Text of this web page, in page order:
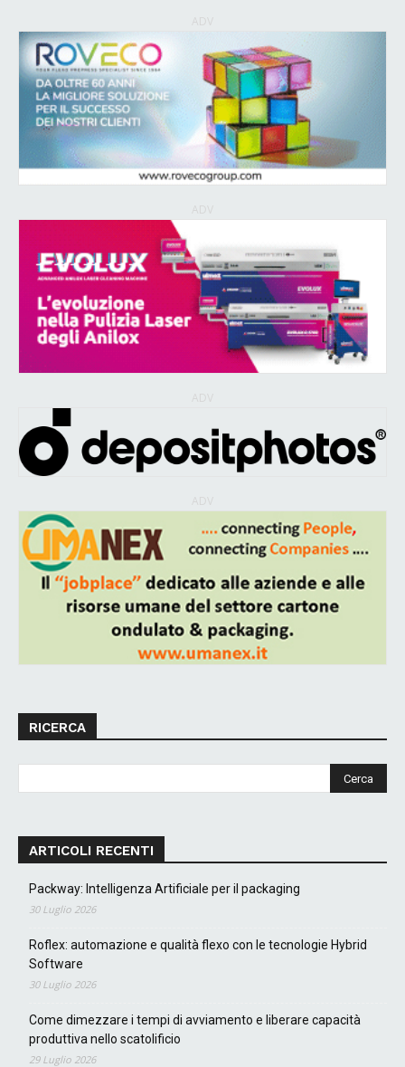
RICERCA
ARTICOLI RECENTI
Packway: Intelligenza Artificiale per il packaging
30 Luglio 2026
Roflex: automazione e qualità flexo con le tecnologie Hybrid
Software
30 Luglio 2026
Come dimezzare i tempi di avviamento e liberare capacità
produttiva nello scatolificio
29 Luglio 2026